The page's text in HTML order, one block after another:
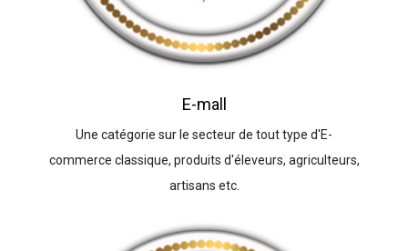
E-mall
Une catégorie sur le secteur de tout type d'E-
commerce classique, produits d'éleveurs, agriculteurs,
artisans etc.